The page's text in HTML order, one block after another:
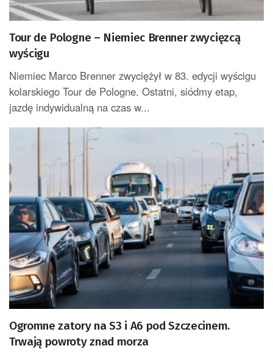
Tour de Pologne – Niemiec Brenner zwycięzcą
wyścigu
Niemiec Marco Brenner zwyciężył w 83. edycji wyścigu
kolarskiego Tour de Pologne. Ostatni, siódmy etap,
jazdę indywidualną na czas w...
Ogromne zatory na S3 i A6 pod Szczecinem.
Trwają powroty znad morza